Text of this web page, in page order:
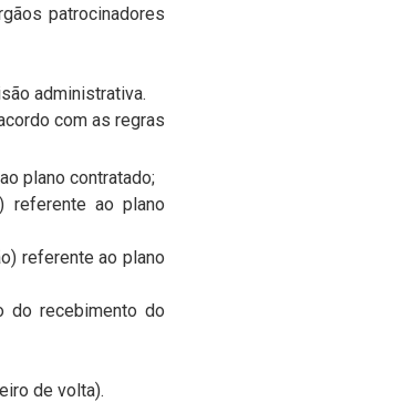
patrocinadores
administrativa.
com as regras
plano contratado;
referente ao plano
referente ao plano
do recebimento do
de volta).